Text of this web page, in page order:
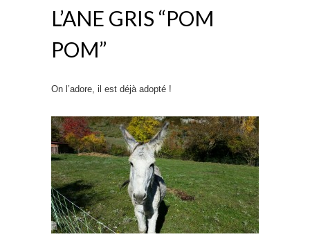
L’ANE GRIS “POM
POM”
On l’adore, il est déjà adopté !